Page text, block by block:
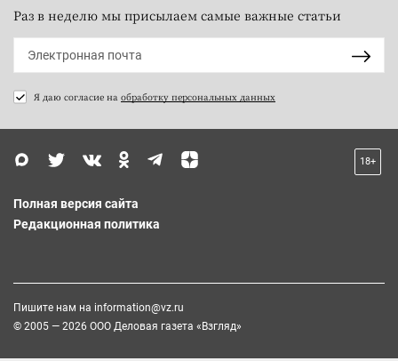
Раз в неделю мы присылаем самые важные статьи
Я даю согласие на обработку персональных данных
18+
Полная версия сайта
Редакционная политика
Пишите нам на information@vz.ru
© 2005 — 2026 ООО Деловая газета «Взгляд»